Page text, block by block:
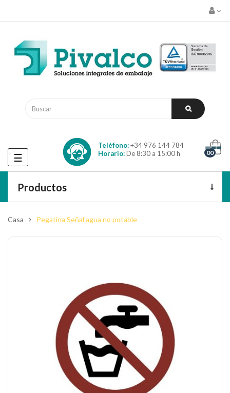
Teléfono:+34 976 144 784
Horario:De 8:30 a 15:00 h 00
Productos
Navegación
de
☰
Casa Pegatina Señal agua no potable